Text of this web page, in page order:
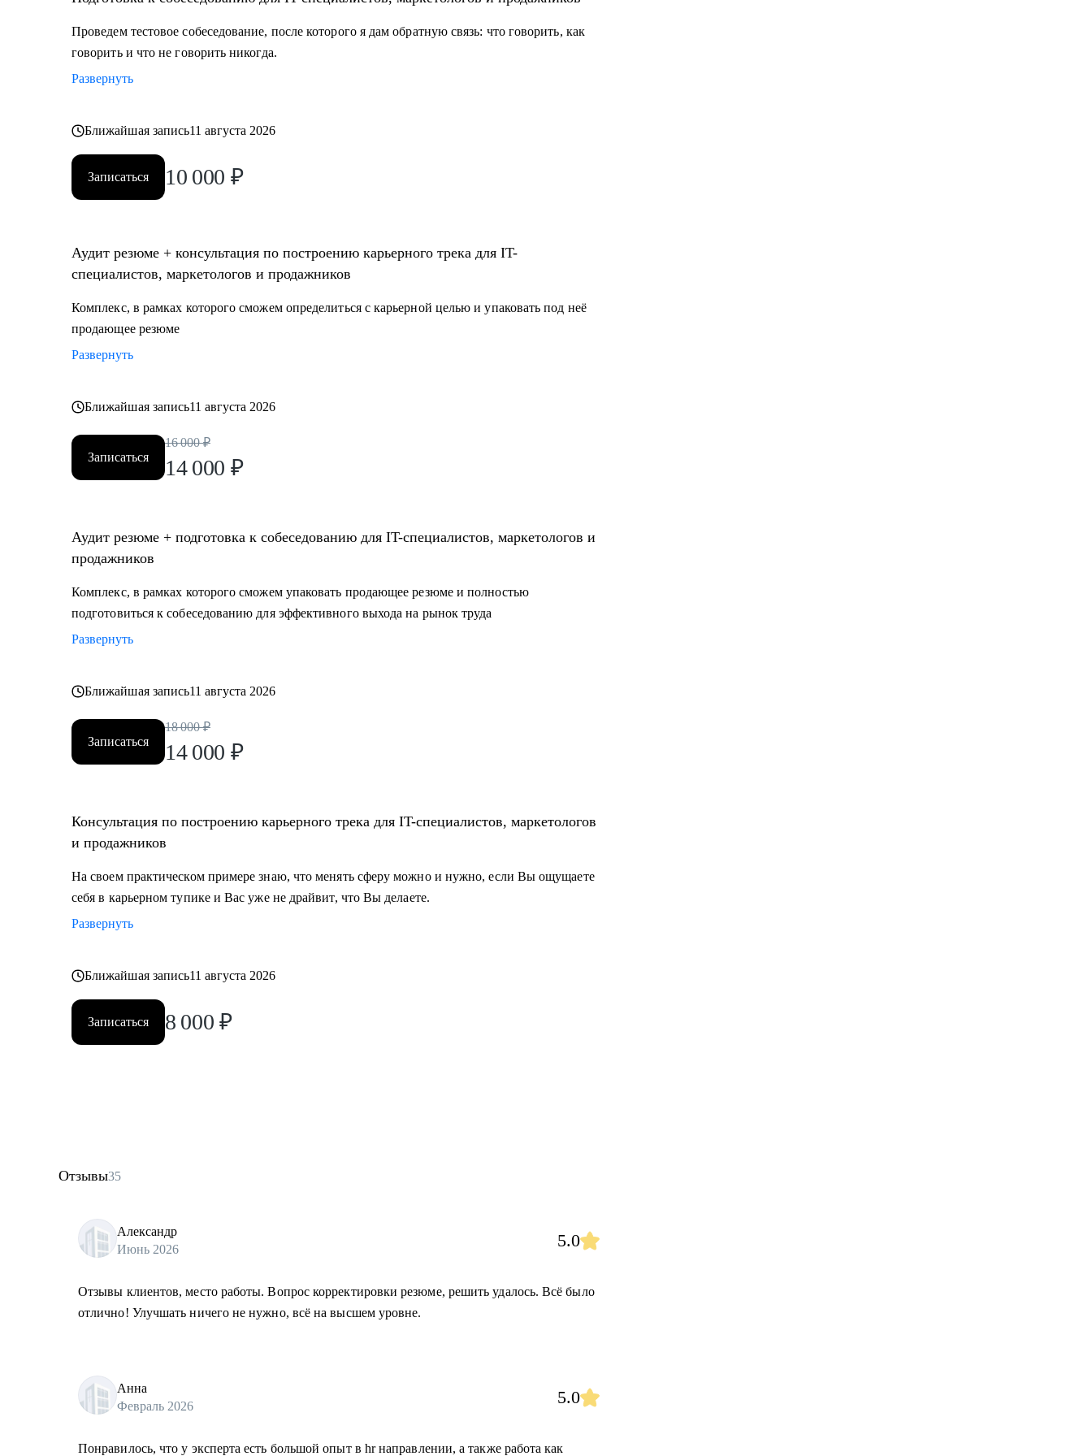
Проведем тестовое собеседование, после которого я дам обратную связь: что говорить, как
говорить и что не говорить никогда.
Развернуть
Ближайшая запись11 августа 2026
Записаться 10 000 ₽
Аудит резюме + консультация по построению карьерного трека для IT-
специалистов, маркетологов и продажников
Комплекс, в рамках которого сможем определиться с карьерной целью и упаковать под неё
продающее резюме
Развернуть
Ближайшая запись11 августа 2026
Записаться
16 000 ₽
14 000 ₽
Аудит резюме + подготовка к собеседованию для IT-специалистов, маркетологов и
продажников
Комплекс, в рамках которого сможем упаковать продающее резюме и полностью
подготовиться к собеседованию для эффективного выхода на рынок труда
Развернуть
Ближайшая запись11 августа 2026
Записаться
18 000 ₽
14 000 ₽
Консультация по построению карьерного трека для IT-специалистов, маркетологов
и продажников
На своем практическом примере знаю, что менять сферу можно и нужно, если Вы ощущаете
себя в карьерном тупике и Вас уже не драйвит, что Вы делаете.
Развернуть
Ближайшая запись11 августа 2026
Записаться 8 000 ₽
Отзывы35
Александр
Июнь 2026
5.0
Отзывы клиентов, место работы. Вопрос корректировки резюме, решить удалось. Всё было
отлично! Улучшать ничего не нужно, всё на высшем уровне.
Анна
Февраль 2026
5.0
Понравилось, что у эксперта есть большой опыт в hr направлении, а также работа как